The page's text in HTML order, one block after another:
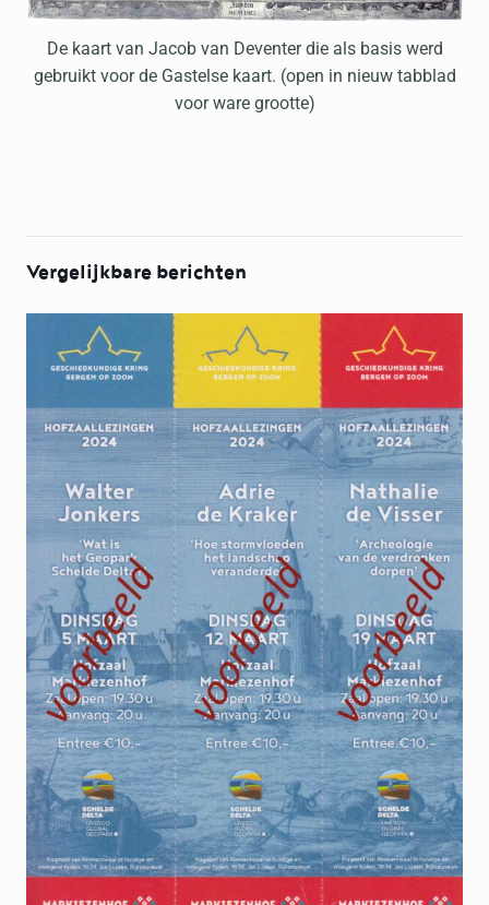
De kaart van Jacob van Deventer die als basis werd
gebruikt voor de Gastelse kaart. (open in nieuw tabblad
voor ware grootte)
Vergelijkbare berichten